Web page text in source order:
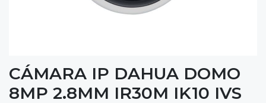
CÁMARA IP DAHUA DOMO
8MP 2.8MM IR30M IK10 IVS